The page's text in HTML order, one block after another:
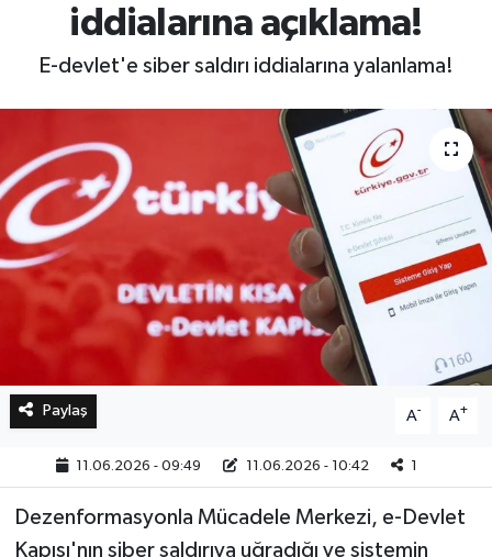
iddialarına açıklama!
E-devlet'e siber saldırı iddialarına yalanlama!
Paylaş A- A+
11.06.2026 - 09:49 11.06.2026 - 10:42 1
Dezenformasyonla Mücadele Merkezi, e-Devlet
Kapısı'nın siber saldırıya uğradığı ve sistemin
Teknoloji
Bilim
Bilim, Teknoloji